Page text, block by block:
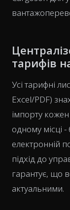
тарифів
Усі тарифні
Excel/PDF)
імпорту
одному місці
електронній
підхід до
гарантує, що
актуальними.